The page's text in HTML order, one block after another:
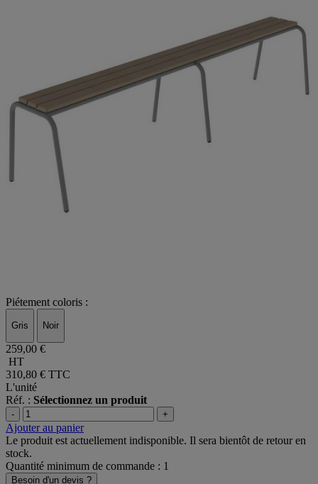
Piétement coloris :
259,00 €
HT
310,80 €
L'unité
Réf. :Sélectionnez un produit
-
Ajouter au panier
Le produit est actuellement indisponible. Il sera bientôt de retour en
stock.
Quantité minimum de commande : 1